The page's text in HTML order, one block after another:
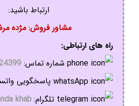
ارتباط باشید:
مشاور فروش: مژده
راه های ارتباطی:
شماره تماس:
پاسخگویی
تلگرام:khab@